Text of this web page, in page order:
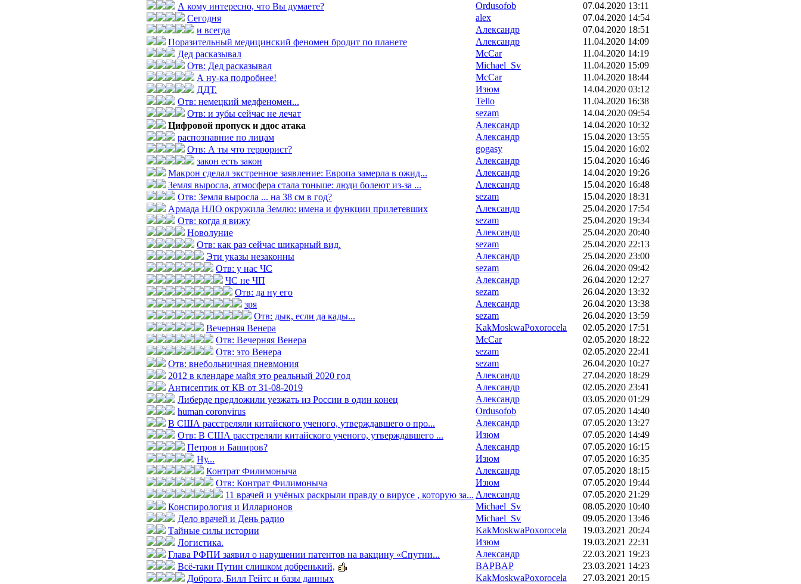
А кому интересно, что Вы думаете?
Ordusofob
07.04.2020 13:11
Сегодня
alex
07.04.2020 14:54
и всегда
Александр
07.04.2020 18:51
Поразительный медицинский феномен бродит по планете
Александр
11.04.2020 14:09
Дед расказывал
McCar
11.04.2020 14:19
Отв: Дед расказывал
Michael_Sv
11.04.2020 15:09
А ну-ка подробнее!
McCar
11.04.2020 18:44
ДДТ.
Изюм
14.04.2020 03:12
Отв: немецкий медфеномен...
Tello
11.04.2020 16:38
Отв: и зубы сейчас не лечат
sezam
14.04.2020 09:54
Цифровой пропуск и ддос атака
Александр
14.04.2020 10:32
распознавние по лицам
Александр
15.04.2020 13:55
Отв: А ты что террорист?
gogasy
15.04.2020 16:02
закон есть закон
Александр
15.04.2020 16:46
Макрон сделал экстренное заявление: Европа замерла в ожид...
Александр
14.04.2020 19:26
Земля выросла, атмосфера стала тоньше: люди болеют из-за ...
Александр
15.04.2020 16:48
Отв: Земля выросла ... на 38 см в год?
sezam
15.04.2020 18:31
Армада НЛО окружила Землю: имена и функции прилетевших
Александр
25.04.2020 17:54
Отв: когда я вижу
sezam
25.04.2020 19:34
Новолуние
Александр
25.04.2020 20:40
Отв: как раз сейчас шикарный вид.
sezam
25.04.2020 22:13
Эти указы незаконны
Александр
25.04.2020 23:00
Отв: у нас ЧС
sezam
26.04.2020 09:42
ЧС не ЧП
Александр
26.04.2020 12:27
Отв: да ну его
sezam
26.04.2020 13:32
зря
Александр
26.04.2020 13:38
Отв: дык, если да кады...
sezam
26.04.2020 13:59
Вечерняя Венера
KakMoskwaPoxorocela
02.05.2020 17:51
Отв: Вечерняя Венера
McCar
02.05.2020 18:22
Отв: это Венера
sezam
02.05.2020 22:41
Отв: внебольничная пневмония
sezam
26.04.2020 10:27
2012 в клендаре майя это реальный 2020 год
Александр
27.04.2020 18:29
Антисептик от КВ от 31-08-2019
Александр
02.05.2020 23:41
Либерде предложили уезжать из России в один конец
Александр
03.05.2020 01:29
human coronvirus
Ordusofob
07.05.2020 14:40
В США расстреляли китайского ученого, утверждавшего о про...
Александр
07.05.2020 13:27
Отв: В США расстреляли китайского ученого, утверждавшего ...
Изюм
07.05.2020 14:49
Петров и Баширов?
Александр
07.05.2020 16:15
Ну...
Изюм
07.05.2020 16:35
Контрат Филимоныча
Александр
07.05.2020 18:15
Отв: Контрат Филимоныча
Изюм
07.05.2020 19:44
11 врачей и учёных раскрыли правду о вирусе , которую за... Александр
07.05.2020 21:29
Конспирология и Илларионов
Michael_Sv
08.05.2020 10:40
Дело врачей и День радио
Michael_Sv
09.05.2020 13:46
Тайные силы истории
KakMoskwaPoxorocela
19.03.2021 20:24
Логистика.
Изюм
19.03.2021 22:31
Глава РФПИ заявил о нарушении патентов на вакцину «Спутни...
Александр
22.03.2021 19:23
Всё-таки Путин слишком добренький,
BAPBAP
23.03.2021 14:23
Доброта, Билл Гейтс и базы данных
KakMoskwaPoxorocela
27.03.2021 20:15